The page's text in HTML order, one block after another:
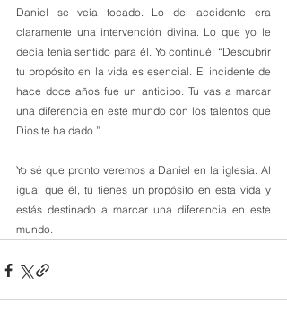
Daniel se veía tocado. Lo del accidente era
claramente una intervención divina. Lo que yo le
decía tenía sentido para él. Yo continué: “Descubrir
tu propósito en la vida es esencial. El incidente de
hace doce años fue un anticipo. Tu vas a marcar
una diferencia en este mundo con los talentos que
Dios te ha dado.”
Yo sé que pronto veremos a Daniel en la iglesia. Al
igual que él, tú tienes un propósito en esta vida y
estás destinado a marcar una diferencia en este
mundo.